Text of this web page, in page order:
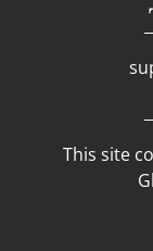
This site